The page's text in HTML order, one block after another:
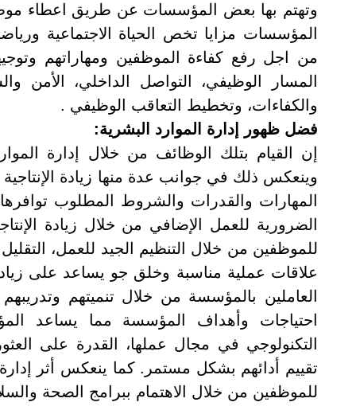
وتهتم بها بعض المؤسسات عن طريق اعطاء
المؤسسات مزايا تخص الحياة الاجتماعية
من اجل رفع كفاءة الموظفين ومهاراتهم
المسار الوظيفي، التواصل الداخلي، الأمن
والكفاءات، وتخطيط التعاقب الوظيفي .
فضل ظهور إدارة الموارد البشرية:
إن القيام بتلك الوظائف من خلال إدارة
وينعكس ذلك في جوانب عدة منها زيادة
المهارات والقدرات والشروط المطلوب
الضرورية للعمل الإضافي من خلال زيادة
للموظفين من خلال التنظيم الجيد للعمل،
علاقات عملية مناسبة وخلق جو يساعد على
العاملين بالمؤسسة من خلال تنميتهم
احتياجات وأهداف المؤسسة مما يساعد
التكنولوجي في مجال عملها، القدرة على
تقييم أدائهم بشكل مستمر. كما ينعكس أثر
للموظفين من خلال الاهتمام ببرامج الصحة